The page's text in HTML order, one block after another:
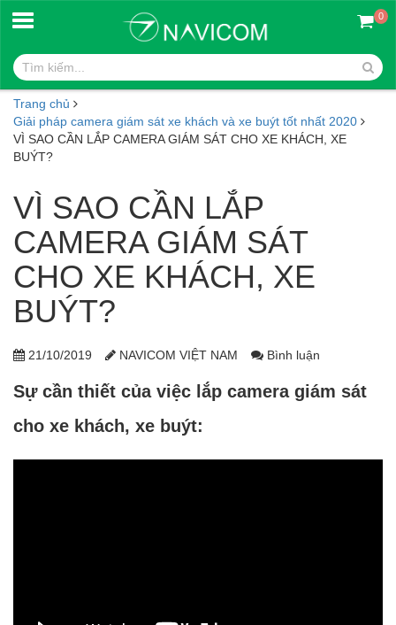
0
Trang chủ
Giải pháp camera giám sát xe khách và xe buýt tốt nhất 2020
VÌ SAO CẦN LẮP CAMERA GIÁM SÁT CHO XE KHÁCH, XE
BUÝT?
VÌ SAO CẦN LẮP
CAMERA GIÁM SÁT
CHO XE KHÁCH, XE
BUÝT?
21/10/2019 NAVICOM VIỆT NAM Bình luận
Sự cần thiết của việc lắp camera giám sát
cho xe khách, xe buýt: